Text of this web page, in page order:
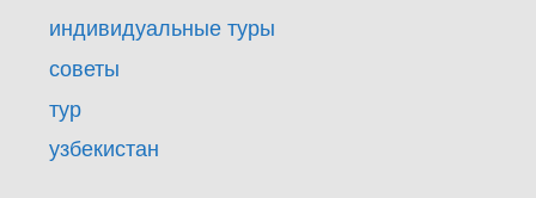
индивидуальные туры
советы
тур
узбекистан